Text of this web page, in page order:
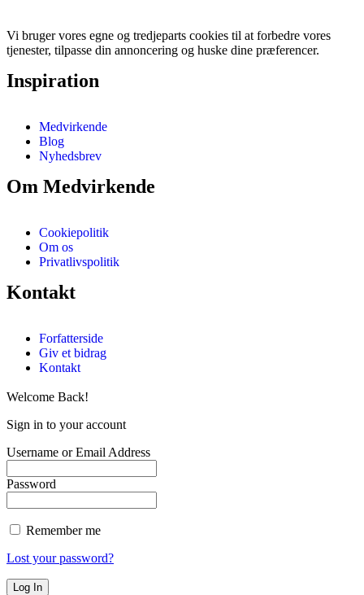
Vi bruger vores egne og tredjeparts cookies til at forbedre vores
tjenester, tilpasse din annoncering og huske dine præferencer.
Inspiration
Medvirkende
Blog
Nyhedsbrev
Om Medvirkende
Cookiepolitik
Om os
Privatlivspolitik
Kontakt
Forfatterside
Giv et bidrag
Kontakt
Welcome Back!
Sign in to your account
Username or Email Address
Password
Remember me
Lost your password?